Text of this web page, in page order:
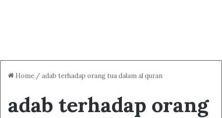
Home /adab terhadap orang tua dalam al quran
adab terhadap orang